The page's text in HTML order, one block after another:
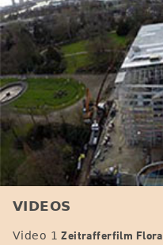
VIDEOS
Video 1Zeitrafferfilm Flora